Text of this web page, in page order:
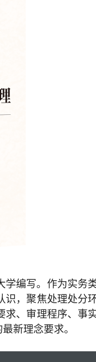
学编写。作为实务
，聚焦处理处分
、审理程序、事
新理念要求。